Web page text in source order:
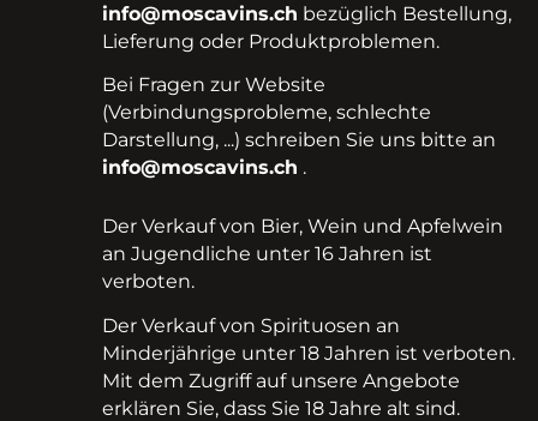
info@moscavins.ch bezüglich Bestellung,
Lieferung oder Produktproblemen.
Bei Fragen zur Website
(Verbindungsprobleme, schlechte
Darstellung, ...) schreiben Sie uns bitte an
info@moscavins.ch .
Der Verkauf von Bier, Wein und Apfelwein
an Jugendliche unter 16 Jahren ist
verboten.
Der Verkauf von Spirituosen an
Minderjährige unter 18 Jahren ist verboten.
Mit dem Zugriff auf unsere Angebote
erklären Sie, dass Sie 18 Jahre alt sind.